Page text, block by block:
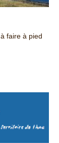
faire à pied